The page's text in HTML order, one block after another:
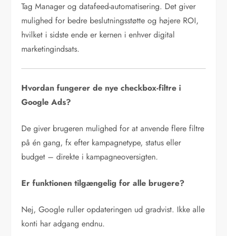
Tag Manager og datafeed-automatisering. Det giver
mulighed for bedre beslutningsstøtte og højere ROI,
hvilket i sidste ende er kernen i enhver digital
marketingindsats.
Hvordan fungerer de nye checkbox-filtre i
Google Ads?
De giver brugeren mulighed for at anvende flere filtre
på én gang, fx efter kampagnetype, status eller
budget – direkte i kampagneoversigten.
Er funktionen tilgængelig for alle brugere?
Nej, Google ruller opdateringen ud gradvist. Ikke alle
konti har adgang endnu.